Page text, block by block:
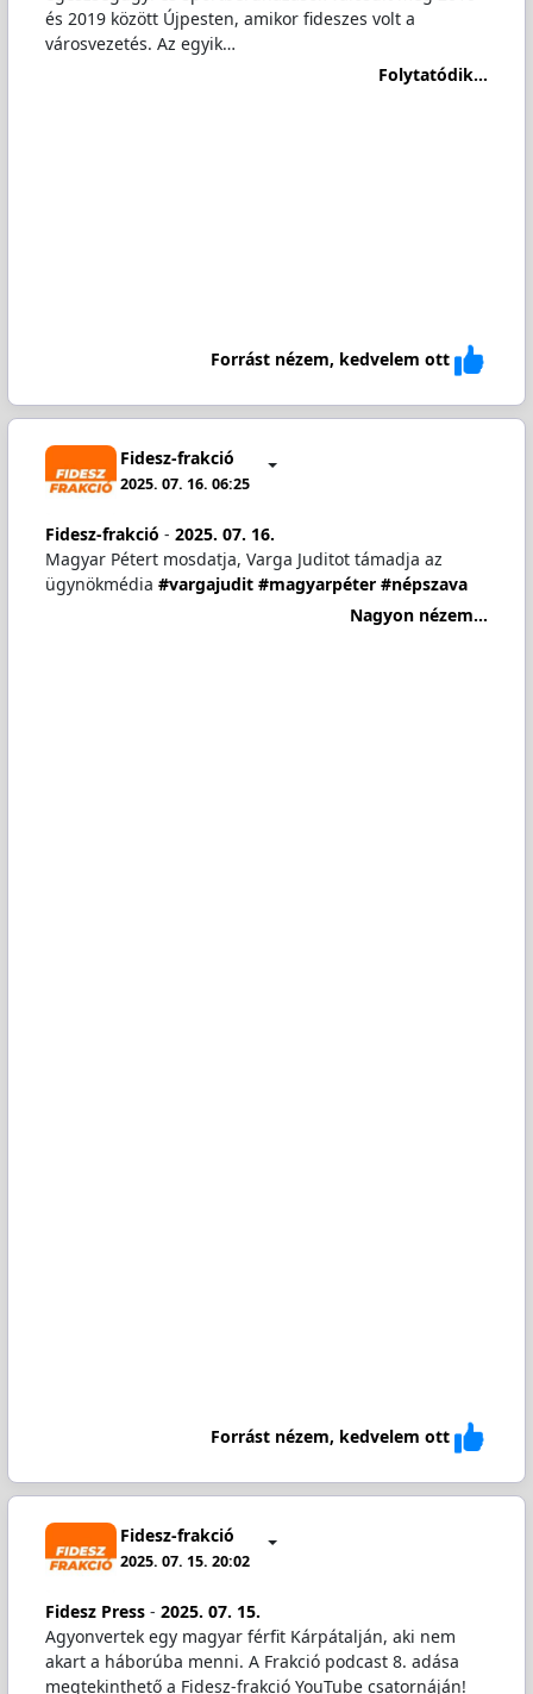
és 2019 között Újpesten, amikor fideszes volt a
városvezetés. Az egyik…
Folytatódik...
Forrást nézem, kedvelem ott
Fidesz-frakció
2025. 07. 16. 06:25
Fidesz-frakció - 2025. 07. 16.
Magyar Pétert mosdatja, Varga Juditot támadja az
ügynökmédia #vargajudit #magyarpéter #népszava
Nagyon nézem...
Forrást nézem, kedvelem ott
Fidesz-frakció
2025. 07. 15. 20:02
Fidesz Press- 2025. 07. 15.
Agyonvertek egy magyar férfit Kárpátalján, aki nem
akart a háborúba menni. A Frakció podcast 8. adása
megtekinthető a Fidesz-frakció YouTube csatornáján!